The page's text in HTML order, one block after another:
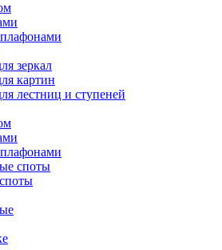
зеркал
картин
лестниц и ступеней
споты